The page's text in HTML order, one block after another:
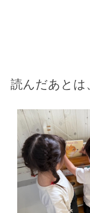
読んだあとは